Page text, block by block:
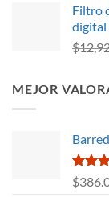
Filtro
digital
$
MEJOR
con
$